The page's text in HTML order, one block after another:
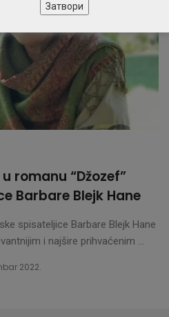
romanu “Džozef”
Barbare Blejk Hane
spisateljice Barbare Blejk Hane
i najšire prihvaćenim ...
2022.
Затвори